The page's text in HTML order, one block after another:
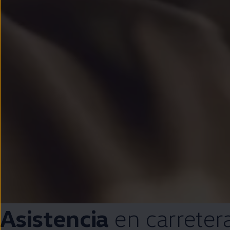
Asistencia en